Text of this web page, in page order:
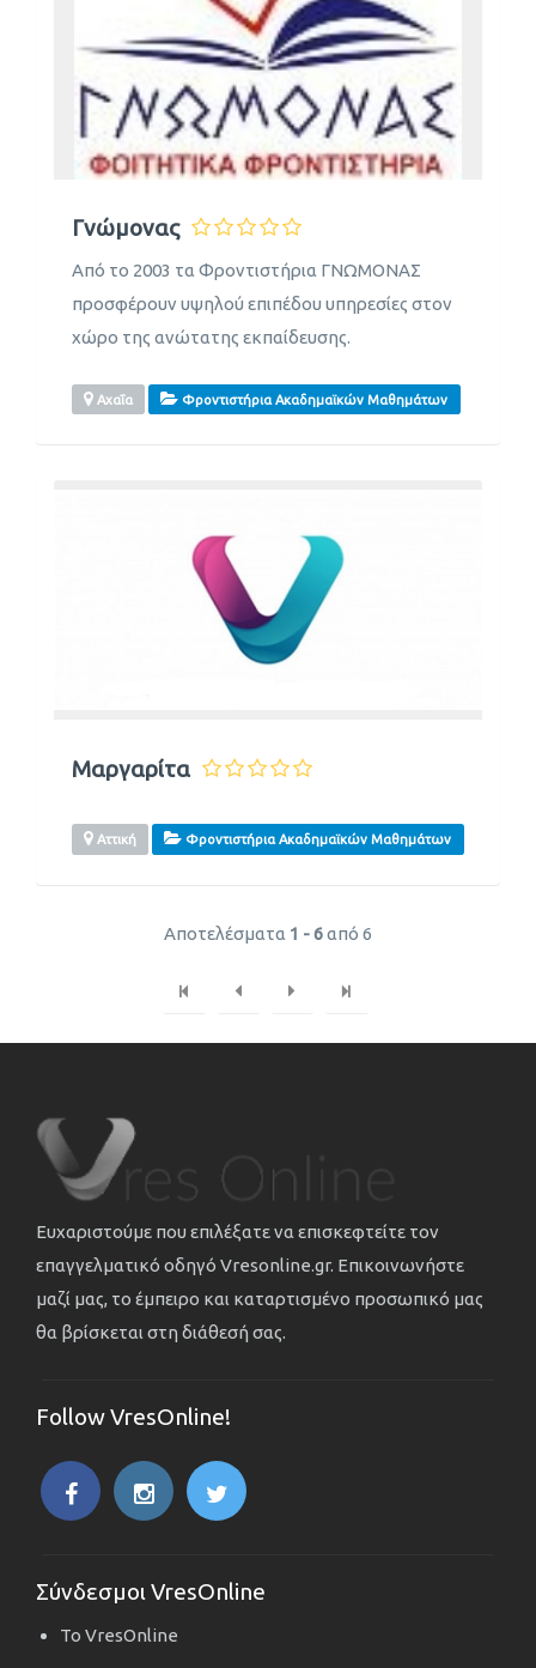
Γνώμονας
Από το 2003 τα Φροντιστήρια ΓΝΩΜΟΝΑΣ
προσφέρουν υψηλού επιπέδου υπηρεσίες στον
χώρο της ανώτατης εκπαίδευσης.
Αχαΐα Φροντιστήρια Ακαδημαϊκών Μαθημάτων
Μαργαρίτα
Αττική Φροντιστήρια Ακαδημαϊκών Μαθημάτων
Αποτελέσματα 1 - 6από 6
Ευχαριστούμε που επιλέξατε να επισκεφτείτε τον
επαγγελματικό οδηγό Vresonline.gr. Επικοινωνήστε
μαζί μας, το έμπειρο και καταρτισμένο προσωπικό μας
θα βρίσκεται στη διάθεσή σας.
Follow VresOnline!
Σύνδεσμοι VresOnline
Το VresOnline